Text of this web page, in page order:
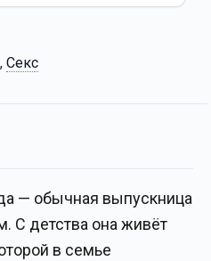
, Секс
— обычная выпускница
детства она живёт
в семье